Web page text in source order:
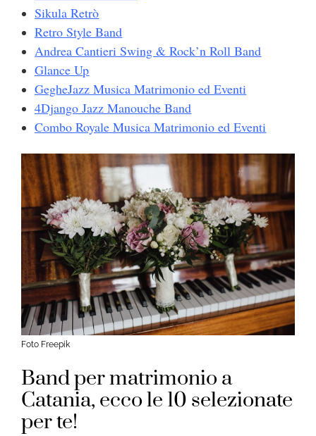
Sikula Retrò
Retro Style Band
Andrea Cantieri Swing & Rock’n Roll Band
Glance Up
GegheJazz Musica Matrimonio ed Eventi
4Django Jazz Manouche Band
Combo Royale Musica Matrimonio ed Eventi
Foto Freepik
Band per matrimonio a
Catania, ecco le 10 selezionate
per te!